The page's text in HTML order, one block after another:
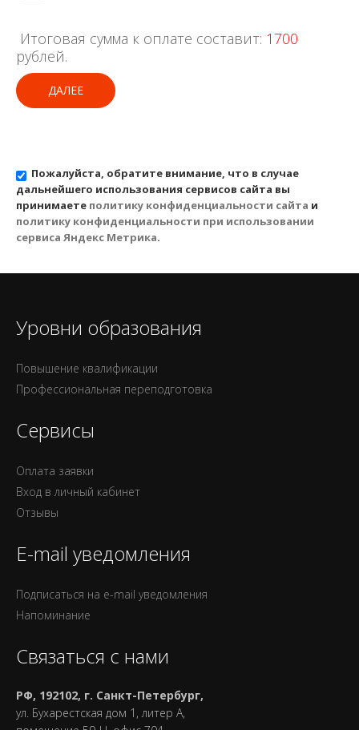
Итоговая сумма к оплате составит: 1700
рублей.
ДАЛЕЕ
Пожалуйста, обратите внимание, что в случае
дальнейшего использования сервисов сайта вы
принимаете политику конфиденциальности сайта и
политику конфиденциальности при использовании
сервиса Яндекс Метрика.
Уровни образования
Повышение квалификации
Профессиональная переподготовка
Сервисы
Оплата заявки
Вход в личный кабинет
Отзывы
E-mail уведомления
Подписаться на e-mail уведомления
Напоминание
Связаться с нами
РФ, 192102, г. Санкт-Петербург,
ул. Бухарестская дом 1, литер А,